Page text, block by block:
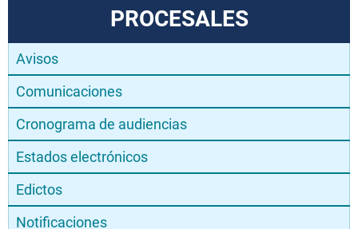
PROCESALES
Avisos
Comunicaciones
Cronograma de audiencias
Estados electrónicos
Edictos
Notificaciones